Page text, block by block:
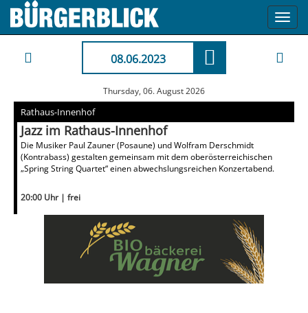
08.06.2023
Thursday, 06. August 2026
Rathaus-Innenhof
Jazz im Rathaus-Innenhof
Die Musiker Paul Zauner (Posaune) und Wolfram Derschmidt
(Kontrabass) gestalten gemeinsam mit dem oberösterreichischen
„Spring String Quartet“ einen abwechslungsreichen Konzertabend.
20:00 Uhr | frei